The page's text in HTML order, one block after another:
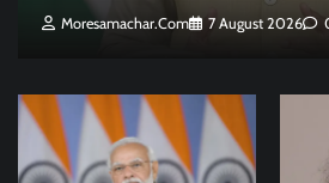
Moresamachar.com 7 August 2026